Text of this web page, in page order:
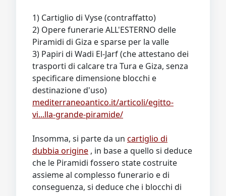
1) Cartiglio di Vyse (contraffatto)
2) Opere funerarie ALL'ESTERNO delle
Piramidi di Giza e sparse per la valle
3) Papiri di Wadi El-Jarf (che attestano dei
trasporti di calcare tra Tura e Giza, senza
specificare dimensione blocchi e
destinazione d'uso)
mediterraneoantico.it/articoli/egitto-
vi...lla-grande-piramide/
Insomma, si parte da un cartiglio di
dubbia origine , in base a quello si deduce
che le Piramidi fossero state costruite
assieme al complesso funerario e di
conseguenza, si deduce che i blocchi di